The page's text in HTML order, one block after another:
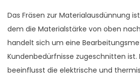
Das Fräsen zur Materialausdünnung
dem die Materialstärke von oben
handelt sich um eine
Kundenbedürfnisse zugeschnitten ist.
beeinflusst die elektrische und